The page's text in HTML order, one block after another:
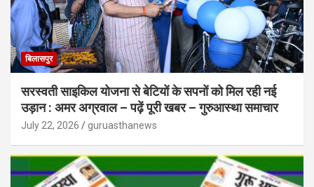
बिलासपुर
सरस्वती साइकिल योजना से बेटियों के सपनों को मिल रही नई
उड़ान : अमर अग्रवाल – पढ़ें पूरी खबर – गुरुआस्था समाचार
July 22, 2026 guruasthanews